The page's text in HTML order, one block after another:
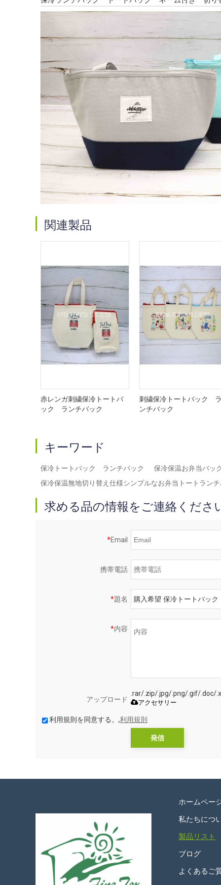
関連製品
赤レンガ刺繍保冷トートバ
ック ランチバック
刺繍保冷トートバック
ンチバック
キーワード
保冷トートバック ランチバック
保冷保温お弁当バッ
保冷保温無地切り替え仕様シンプルなお弁当トートラン
求める品の情報をご連絡くださ
*Email
携帯電話
*題名
*内容
アップロード
.rar/.zip/.jpg/.png/.gif/.doc/
アクセサリー
利用規則を同意する。,利用規則
発信
ホームペー
私たちにつ
製品リスト
ブログ
よくあるご